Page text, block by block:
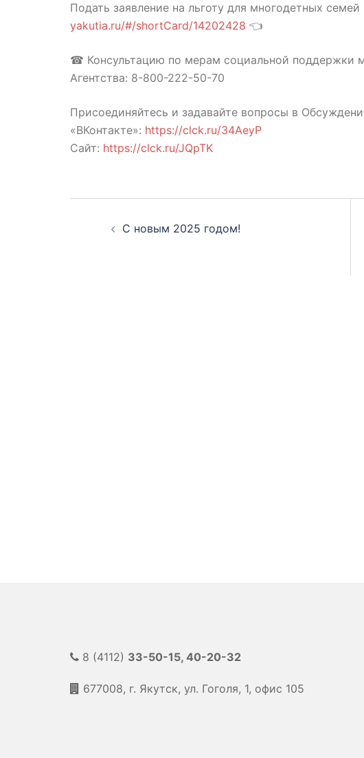
Подать заявление на льготу для многодетных
yakutia.ru/#/shortCard/14202428 👈
☎ Консультацию по мерам социальной поддержки
Агентства: 8-800-222-50-70
Присоединяйтесь и задавайте вопросы в
«ВКонтакте»: https://clck.ru/34AeyP
Сайт: https://clck.ru/JQpTK
С новым 2025 годом!
8 (4112) 33-50-15, 40-20-32
677008, г. Якутск, ул. Гоголя, 1, офис 105